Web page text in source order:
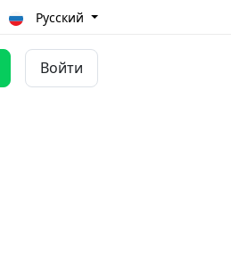
Русский
Войти